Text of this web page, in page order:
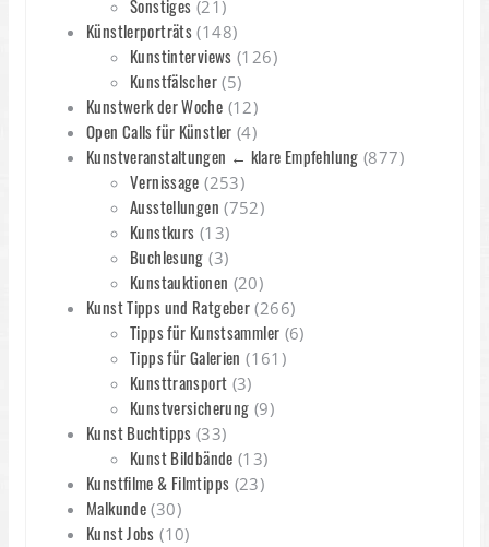
Sonstiges (21)
Künstlerporträts (148)
Kunstinterviews (126)
Kunstfälscher(5)
Kunstwerk der Woche (12)
Open Calls für Künstler (4)
Kunstveranstaltungen ← klare Empfehlung (877)
Vernissage (253)
Ausstellungen (752)
Kunstkurs (13)
Buchlesung (3)
Kunstauktionen (20)
Kunst Tipps und Ratgeber (266)
Tipps für Kunstsammler (6)
Tipps für Galerien (161)
Kunsttransport (3)
Kunstversicherung (9)
Kunst Buchtipps (33)
Kunst Bildbände (13)
Kunstfilme & Filmtipps (23)
Malkunde (30)
Kunst Jobs (10)